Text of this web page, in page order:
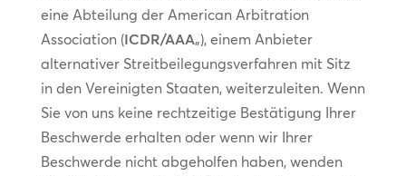
eine Abteilung der American Arbitration
Association (ICDR/AAA„), einem Anbieter
alternativer Streitbeilegungsverfahren mit Sitz
in den Vereinigten Staaten, weiterzuleiten. Wenn
Sie von uns keine rechtzeitige Bestätigung Ihrer
Beschwerde erhalten oder wenn wir Ihrer
Beschwerde nicht abgeholfen haben, wenden